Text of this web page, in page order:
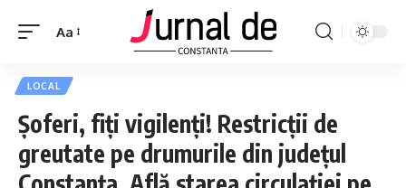
Aa
LOCAL
Șoferi, fiți vigilenți! Restricții de
greutate pe drumurile din județul